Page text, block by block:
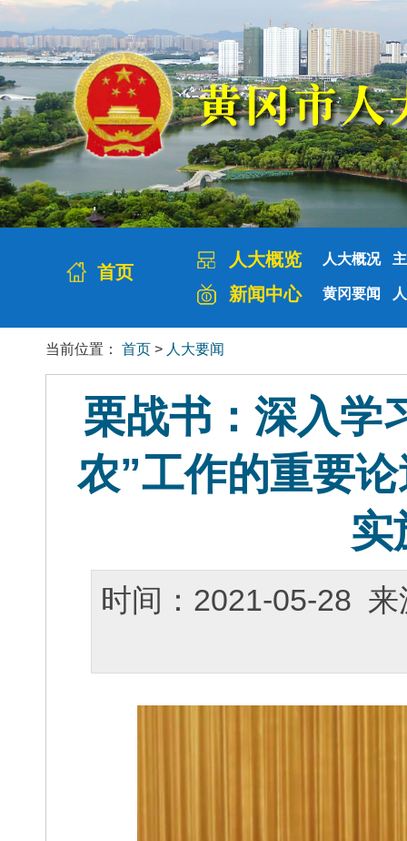
首页
人大概览 人大概况
新闻中心 黄冈要闻
当前位置： 首页 > 人大要闻
栗战书：深入学
农”工作的重要
实
时间：2021-05-28